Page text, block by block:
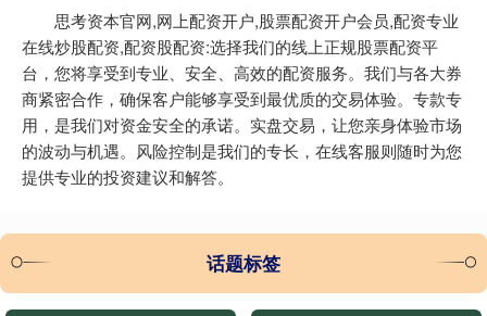
思考资本官网,网上配资开户,股票配资开户会员,配资专业
在线炒股配资,配资股配资:选择我们的线上正规股票配资平
台，您将享受到专业、安全、高效的配资服务。我们与各大券
商紧密合作，确保客户能够享受到最优质的交易体验。专款专
用，是我们对资金安全的承诺。实盘交易，让您亲身体验市场
的波动与机遇。风险控制是我们的专长，在线客服则随时为您
提供专业的投资建议和解答。
话题标签